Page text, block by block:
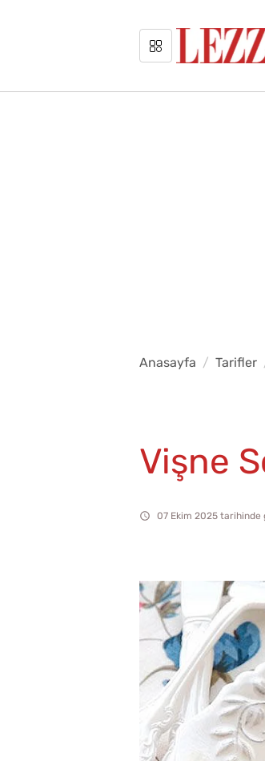
Anasayfa Tarifler
Vişne
07 Ekim 2025 tarihinde